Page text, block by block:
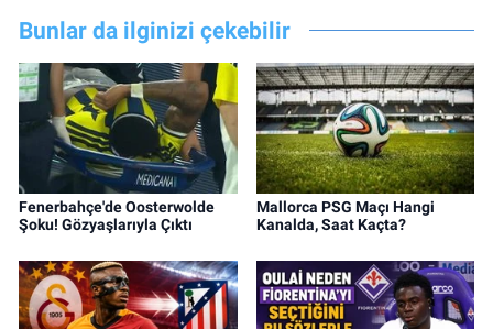
Bunlar da ilginizi çekebilir
Fenerbahçe'de Oosterwolde
Şoku! Gözyaşlarıyla Çıktı
Mallorca PSG Maçı Hangi
Kanalda, Saat Kaçta?